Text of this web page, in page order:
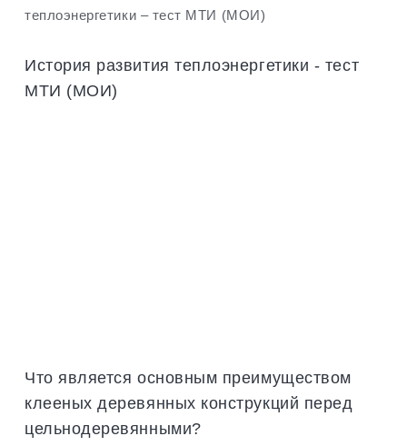
теплоэнергетики – тест МТИ (МОИ)
История развития теплоэнергетики - тест
МТИ (МОИ)
Что является основным преимуществом
клееных деревянных конструкций перед
цельнодеревянными?